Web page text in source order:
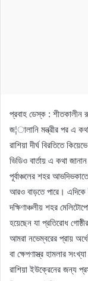
প্রবাহ ডেস্ক :
জ¦ালানি মন্ত্রীর পর এ
রাশিয়া দীর্ঘ বিরতিতে
ভিডিও বার্তায় এ কথা
পূর্বাঞ্চলের শহর
আরও বাড়তে পারে। এদিকে
দক্ষিণাঞ্চলীয় শহর
হয়েছেন যা প্রতিরোধ
আমরা নভেম্বরের প্রায়
বা ক্ষেপণাস্ত্র হামলার
রাশিয়া ইউক্রেনের জন্য